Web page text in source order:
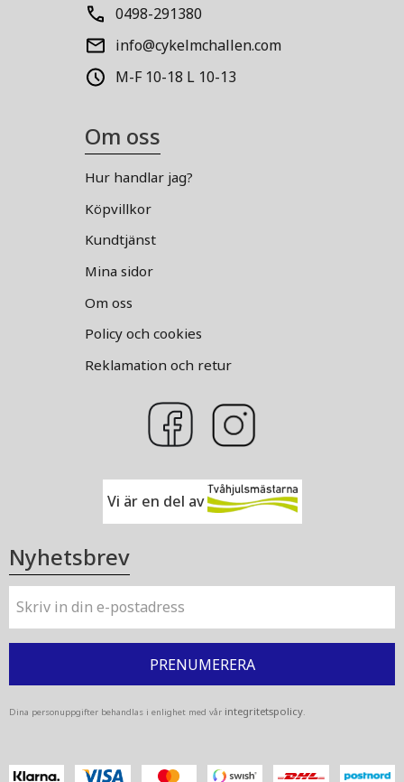
0498-291380
info@cykelmchallen.com
M-F 10-18 L 10-13
Om oss
Hur handlar jag?
Köpvillkor
Kundtjänst
Mina sidor
Om oss
Policy och cookies
Reklamation och retur
Vi är en del av
Nyhetsbrev
PRENUMERERA
Dina personuppgifter behandlas i enlighet med vår integritetspolicy.